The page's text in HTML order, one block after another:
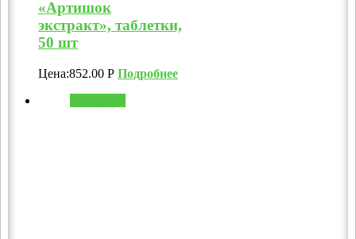
«Артишок
экстракт», таблетки,
50 шт
Цена:852.00 Р Подробнее